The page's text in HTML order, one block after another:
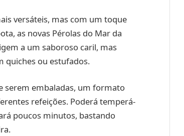
versáteis, mas com um toque
as novas Pérolas do Mar da
a um saboroso caril, mas
quiches ou estufados.
serem embaladas, um formato
refeições. Poderá temperá-
poucos minutos, bastando